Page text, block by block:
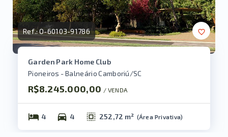
Ref.:O-60103-91786
Garden Park Home Club
Pioneiros - Balneário Camboriú/SC
R$8.245.000,00 / VENDA
4 4 252,72 m² (Área Privativa)